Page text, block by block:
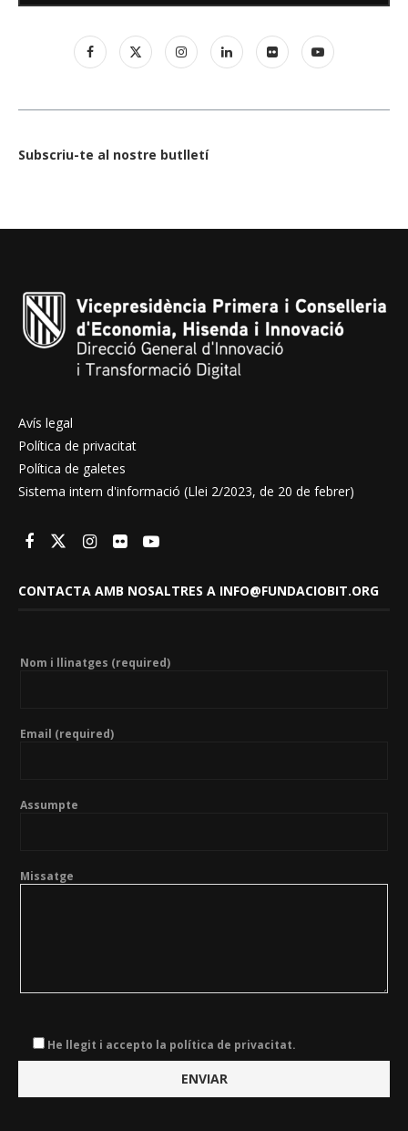
Subscriu-te al nostre butlletí
Avís legal
Política de privacitat
Política de galetes
Sistema intern d'informació (Llei 2/2023, de 20 de febrer)
CONTACTA AMB NOSALTRES A INFO@FUNDACIOBIT.ORG
Nom i llinatges (required)
Email (required)
Assumpte
Missatge
He llegit i accepto la política de privacitat.